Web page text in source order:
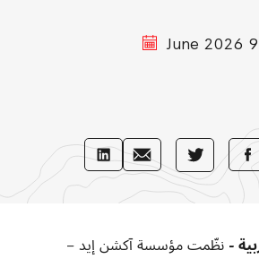
9 June 2026
with
Share
with
Share
with
Mail
Share
with
-نظّمت مؤسسة آكشن إيد –